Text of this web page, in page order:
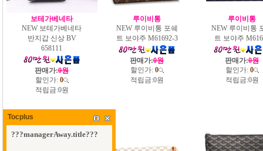
보테가베네타
NEW 보테가베네타
반지갑 신상 BV
658111
판매가:0원
할인가: 0
적립금:0원
루이비통
NEW 루이비통 포쉐
트 보야주 M61692-3
판매가:0원
할인가: 0
적립금:0원
루이비통
NEW 루이비통
트 보야주
판매가:0원
할인가: 0
적립금:0원
Tocplus